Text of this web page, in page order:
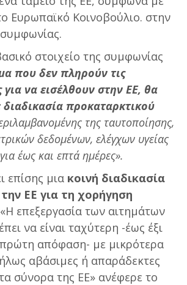
Ευρωπαϊκό Κοινοβούλιο. στην
στοιχείο της συμφωνίας
που δεν πληρούν τις
να εισέλθουν στην ΕΕ, θα
διαδικασία προκαταρκτικού
της ταυτοποίησης,
δεδομένων, ελέγχων υγείας
έως και επτά ημέρες».
επίσης μια κοινή διαδικασία
ΕΕ για τη χορήγηση
επεξεργασία των αιτημάτων
να είναι ταχύτερη -έως έξι
πρώτη απόφαση- με μικρότερα
αβάσιμες ή απαράδεκτες
σύνορα της ΕΕ» ανέφερε το